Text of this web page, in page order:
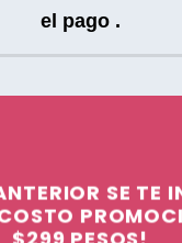
el pago .
SE TE